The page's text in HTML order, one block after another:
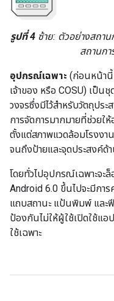
รูปที่ 4ซ้าย: ตัวอย่างสถาน
สถานก
อุปกรณ์เฉพาะ (ก่อนหน้านี้
เจ้าของ หรือ COSU) เป็
วงจรซึ่งมีไว้สำหรับวัตถุปร
การจัดการมากมายที่ช่วย
ตั้งแต่สภาพแวดล้อมโรงง
จนถึงป้ายและจุดประสงค์
โดยทั่วไปอุปกรณ์เฉพาะจะ
Android 6.0 ขึ้นไปจะมีกา
แถบสถานะ แป้นพิมพ์ และ
ป้องกันไม่ให้ผู้ใช้เปิดใช้แ
ใช้เฉพาะ